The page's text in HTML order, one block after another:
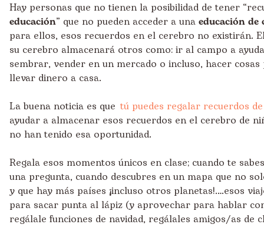
Hay personas que no tienen la posibilidad de tener
educación” que no pueden acceder a una educación de
para ellos, esos recuerdos en el cerebro no existirán.
su cerebro almacenará otros como: ir al campo a
sembrar, vender en un mercado o incluso, hacer
llevar dinero a casa.
La buena noticia es que tú puedes regalar recuerdos
ayudar a almacenar esos recuerdos en el cerebro de
no han tenido esa oportunidad.
Regala esos momentos únicos en clase; cuando te
una pregunta, cuando descubres en un mapa que no
y que hay más países ¡incluso otros planetas!….esos
para sacar punta al lápiz (y aprovechar para hablar
regálale funciones de navidad, regálales amigos/as de